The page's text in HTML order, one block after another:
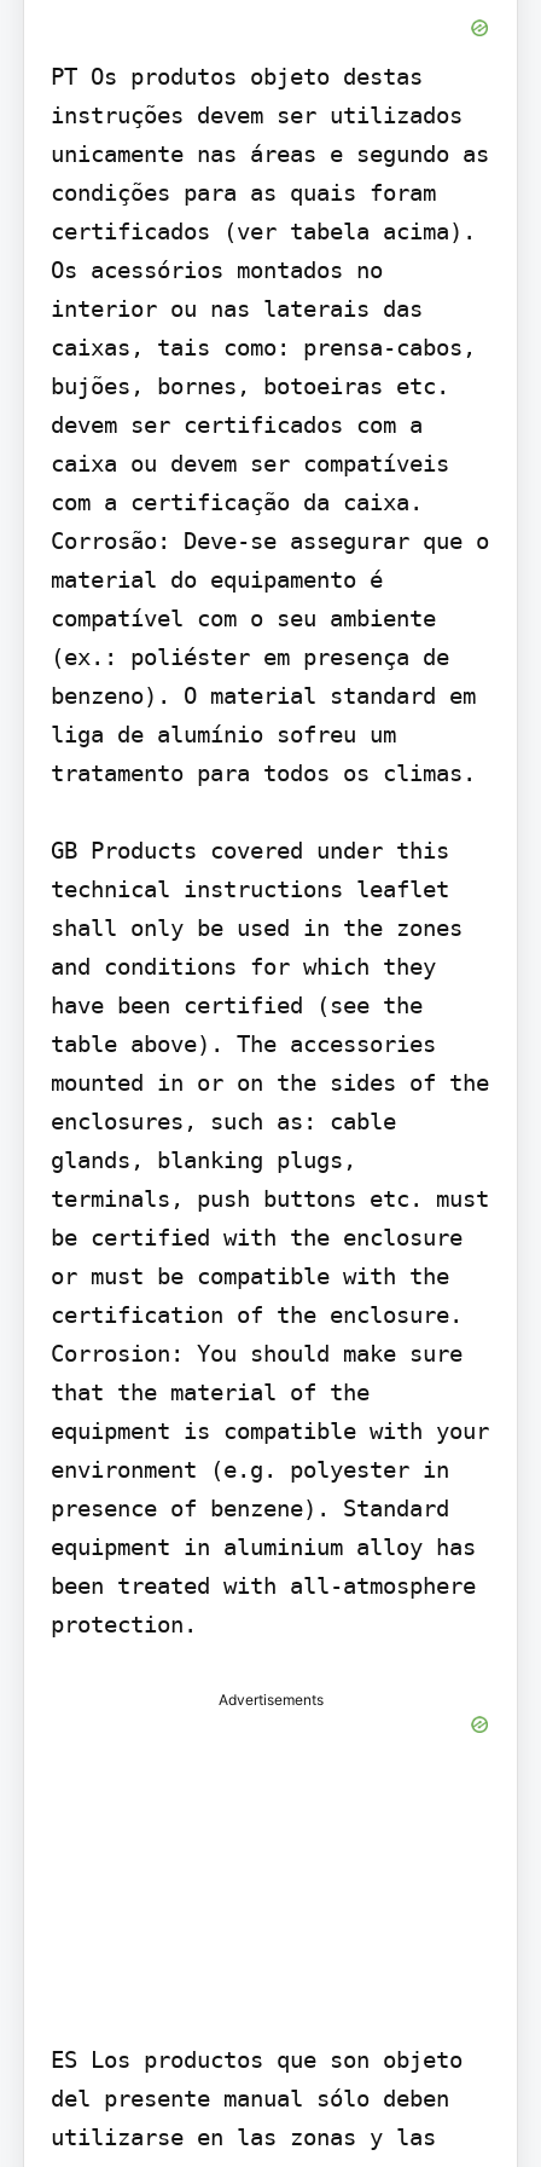
PT Os produtos objeto destas
instruções devem ser utilizados
unicamente nas áreas e segundo as
condições para as quais foram
certificados (ver tabela acima).
Os acessórios montados no
interior ou nas laterais das
caixas, tais como: prensa-cabos,
bujões, bornes, botoeiras etc.
devem ser certificados com a
caixa ou devem ser compatíveis
com a certificação da caixa.
Corrosão: Deve-se assegurar que o
material do equipamento é
compatível com o seu ambiente
(ex.: poliéster em presença de
benzeno). O material standard em
liga de alumínio sofreu um
tratamento para todos os climas.
GB Products covered under this
technical instructions leaflet
shall only be used in the zones
and conditions for which they
have been certified (see the
table above). The accessories
mounted in or on the sides of the
enclosures, such as: cable
glands, blanking plugs,
terminals, push buttons etc. must
be certified with the enclosure
or must be compatible with the
certification of the enclosure.
Corrosion: You should make sure
that the material of the
equipment is compatible with your
environment (e.g. polyester in
presence of benzene). Standard
equipment in aluminium alloy has
been treated with all-atmosphere
protection.
Advertisements
ES Los productos que son objeto
del presente manual sólo deben
utilizarse en las zonas y las